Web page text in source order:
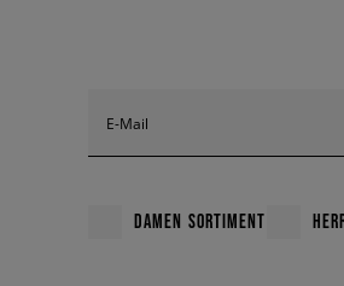
E-Mail
DAMEN SORTIMENT